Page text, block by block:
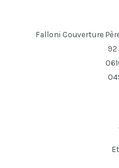
Falloni Couverture
92